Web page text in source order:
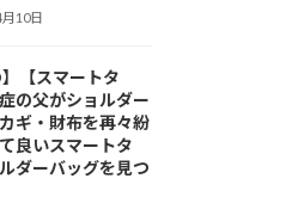
10日
】【スマートタ
の父がショルダー
ギ・財布を再々紛
良いスマートタ
ダーバッグを見つ